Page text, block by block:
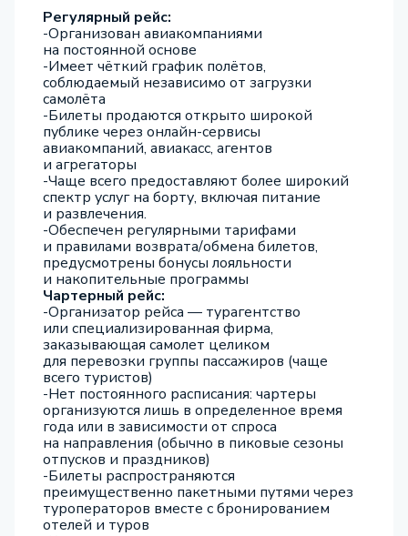
Регулярный рейс:
-Организован авиакомпаниями
на постоянной основе
-Имеет чёткий график полётов,
соблюдаемый независимо от загрузки
самолёта
-Билеты продаются открыто широкой
публике через онлайн-сервисы
авиакомпаний, авиакасс, агентов
и агрегаторы
-Чаще всего предоставляют более широкий
спектр услуг на борту, включая питание
и развлечения.
-Обеспечен регулярными тарифами
и правилами возврата/обмена билетов,
предусмотрены бонусы лояльности
и накопительные программы
Чартерный рейс:
-Организатор рейса — турагентство
или специализированная фирма,
заказывающая самолет целиком
для перевозки группы пассажиров (чаще
всего туристов)
-Нет постоянного расписания: чартеры
организуются лишь в определенное время
года или в зависимости от спроса
на направления (обычно в пиковые сезоны
отпусков и праздников)
-Билеты распространяются
преимущественно пакетными путями через
туроператоров вместе с бронированием
отелей и туров